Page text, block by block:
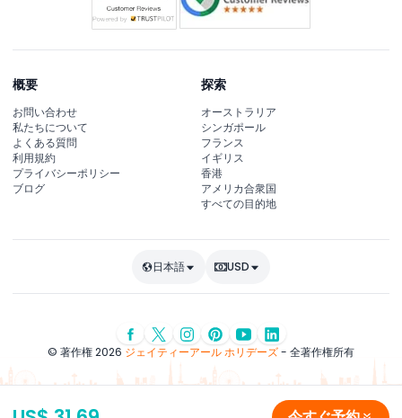
概要
お問い合わせ
私たちについて
よくある質問
利用規約
プライバシーポリシー
ブログ
探索
オーストラリア
シンガポール
フランス
イギリス
香港
アメリカ合衆国
すべての目的地
日本語 USD
© 著作権 2026 ジェイティーアール ホリデーズ- 全著作権所有